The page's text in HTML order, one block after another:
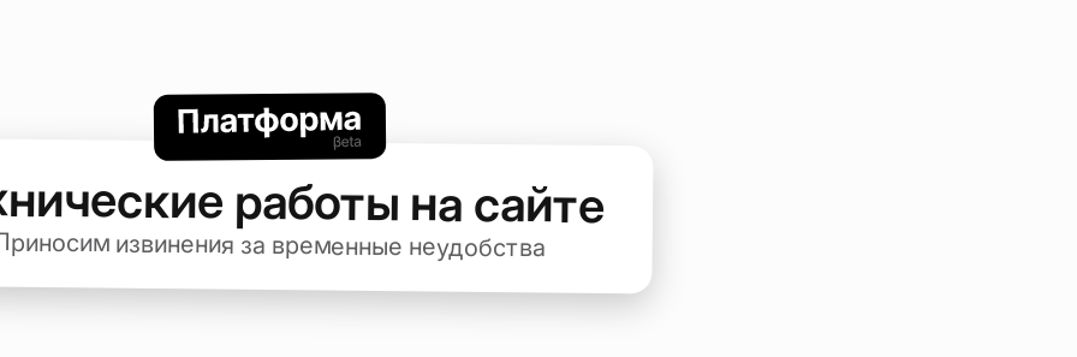
работы на сайте
извинения за временные неудобства